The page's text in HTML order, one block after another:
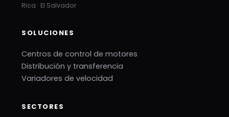
Rica · El Salvador
SOLUCIONES
Centros de control de motores
Distribución y transferencia
Variadores de velocidad
SECTORES